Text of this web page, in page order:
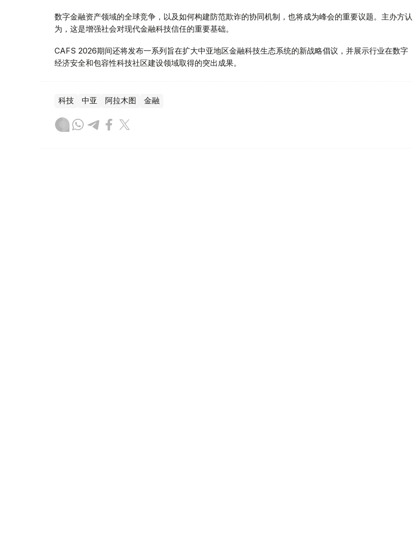
数字金融资产领域的全球竞争，以及如何构建防范欺诈的协同机制，也将成为峰会的重要议题。主办方认
为，这是增强社会对现代金融科技信任的重要基础。
CAFS 2026期间还将发布一系列旨在扩大中亚地区金融科技生态系统的新战略倡议，并展示行业在数字
经济安全和包容性科技社区建设领域取得的突出成果。
科技 中亚 阿拉木图 金融